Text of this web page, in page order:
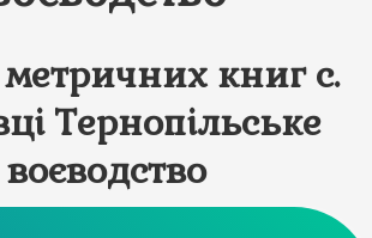
книг с.
Тернопільське
воєводство